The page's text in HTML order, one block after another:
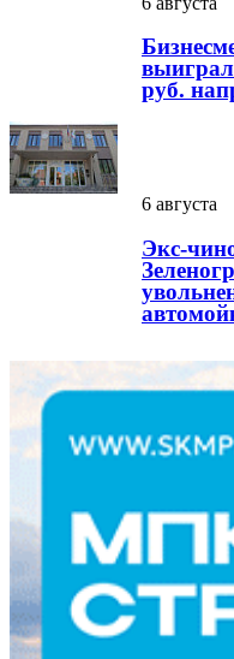
выиграл
руб.
6 августа
Экс-